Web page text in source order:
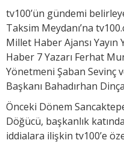
tv100’ün gündemi
Taksim Meydanı’na
Millet Haber Ajansı
Haber 7 Yazarı Ferhat
Yönetmeni Şaban Sevinç
Başkanı Bahadırhan
Önceki Dönem
Döğücü, başkanlık
iddialara ilişkin tv100’e